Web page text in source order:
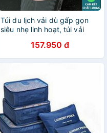
Túi du lịch vải dù gấp gọn
siêu nhẹ linh hoạt, túi vải
157.950 đ